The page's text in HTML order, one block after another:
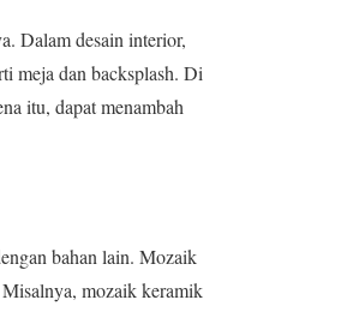
Dalam desain interior,
meja dan backsplash. Di
itu, dapat menambah
bahan lain. Mozaik
mozaik keramik